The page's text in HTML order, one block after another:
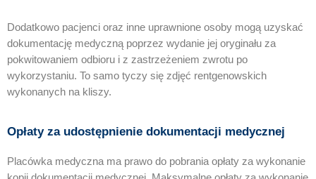
Dodatkowo pacjenci oraz inne uprawnione osoby mogą uzyskać
dokumentację medyczną poprzez wydanie jej oryginału za
pokwitowaniem odbioru i z zastrzeżeniem zwrotu po
wykorzystaniu. To samo tyczy się zdjęć rentgenowskich
wykonanych na kliszy.
Opłaty za udostępnienie dokumentacji medycznej
Placówka medyczna ma prawo do pobrania opłaty za wykonanie